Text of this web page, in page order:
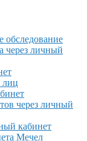
обследование
через личный
лиц
через личный
кабинет
Мечел